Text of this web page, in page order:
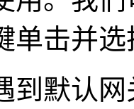
单击并
到默认